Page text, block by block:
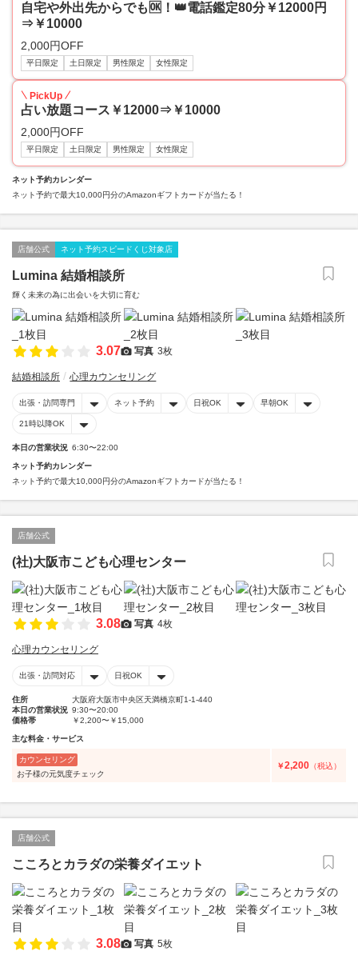
自宅や外出先からでも🆗！👑電話鑑定80分￥12000円
⇒￥10000
2,000円OFF
平日限定 土日限定 男性限定 女性限定
PickUp
占い放題コース￥12000⇒￥10000
2,000円OFF
平日限定 土日限定 男性限定 女性限定
ネット予約カレンダー
ネット予約で最大10,000円分のAmazonギフトカードが当たる！
店舗公式 ネット予約スピードくじ対象店
Lumina 結婚相談所
輝く未来の為に出会いを大切に育む
3.07 写真 3枚
結婚相談所 心理カウンセリング
出張・訪問専門 ネット予約 日祝OK 早朝OK
21時以降OK
本日の営業状況 6:30〜22:00
ネット予約カレンダー
ネット予約で最大10,000円分のAmazonギフトカードが当たる！
店舗公式
(社)大阪市こども心理センター
3.08 写真 4枚
心理カウンセリング
出張・訪問対応 日祝OK
住所
大阪府大阪市中央区天満橋京町1-1-440
本日の営業状況 9:30〜20:00
価格帯
￥2,200〜￥15,000
主な料金・サービス
カウンセリング
お子様の元気度チェック
￥2,200 （税込）
店舗公式
こころとカラダの栄養ダイエット
3.08 写真 5枚